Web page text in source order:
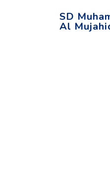
SD
Al